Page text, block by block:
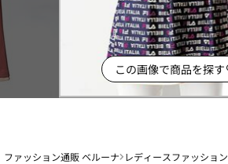
この画像で商品を探す
ファッション通販 ベルーナ レディースファッション